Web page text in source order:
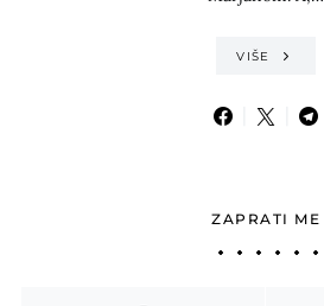
VIŠE
ZAPRATI ME